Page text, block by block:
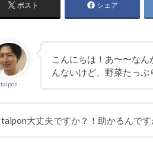
ポスト シェア
taipon
こんにちは！あ〜〜な
んないけど、野菜たっ
taipon大丈夫ですか？！助かるんです